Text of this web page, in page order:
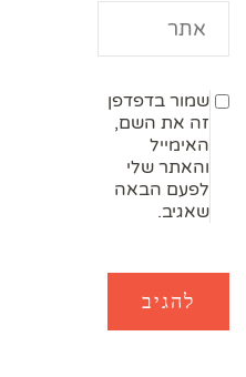
שמור בדפדפן
זה את השם,
האימייל
והאתר שלי
לפעם הבאה
שאגיב.